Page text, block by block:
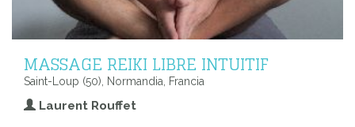
MASSAGE REIKI LIBRE INTUITIF
Saint-Loup (50), Normandia, Francia
Laurent Rouffet